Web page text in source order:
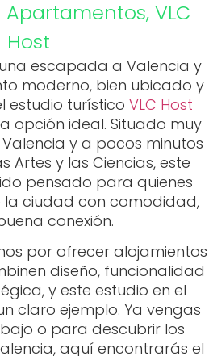
y a pocos minutos
Artes y las Ciencias, este
pensado para quienes
la ciudad con comodidad,
conexión.
por ofrecer alojamientos
diseño, funcionalidad
y este estudio en el
claro ejemplo. Ya vengas
o para descubrir los
aquí encontrarás el
tranquilidad y cercanía
atractivos de la ciudad.
de restaurantes,
y paradas de metro y
de partida ideal para
a tu ritmo.